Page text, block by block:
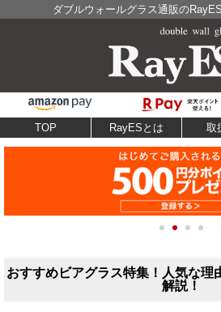
ダブルウォールグラス通販の
TOP RayESとは 取
おすすめビアグラス特集！人気な理
解説！